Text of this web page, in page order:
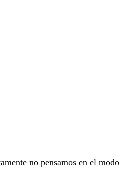
no pensamos en el modo